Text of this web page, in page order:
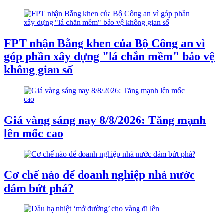
FPT nhận Bằng khen của Bộ Công an vì
góp phần xây dựng "lá chắn mềm" bảo vệ
không gian số
Giá vàng sáng nay 8/8/2026: Tăng mạnh
lên mốc cao
Cơ chế nào để doanh nghiệp nhà nước
dám bứt phá?